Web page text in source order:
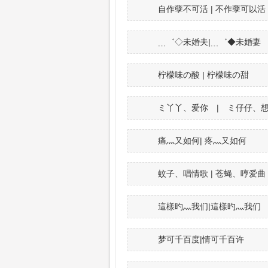
自作孽不可活 | 不作孽可以活
﹍゛◇未婚夫|﹍゛◆未婚妻
柠檬味の酸 | 柠檬味の甜
ミ丫丫、爱你 | ミ仔仔、
痛灬又如何| 疼灬又如何
蚊子、唱情歌 | 苍蝇、哼爱曲
這樣旳灬我们|這樣旳灬我们
梦可千百度|情可千百许